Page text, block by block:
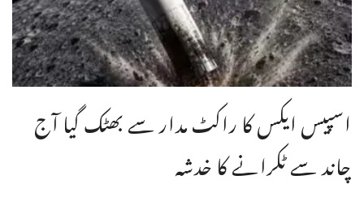
اسپیس ایکس کا راکٹ مدار سے بھٹک گیا آج
چاند سے ٹکرانے کا خدشہ